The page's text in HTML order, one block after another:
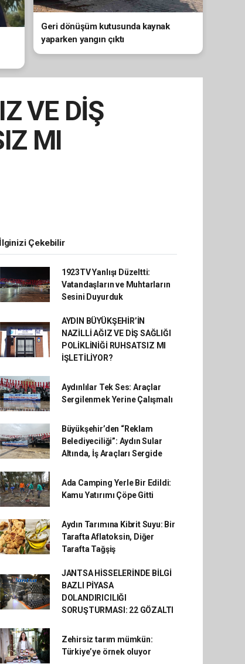
Geri dönüşüm kutusunda kaynak
yaparken yangın çıktı
VE DİŞ
MI
İlginizi Çekebilir
1923TV Yanlışı Düzeltti:
Vatandaşların ve Muhtarların
Sesini Duyurduk
AYDIN BÜYÜKŞEHİR’İN
NAZİLLİ AĞIZ VE DİŞ SAĞLIĞI
POLİKLİNİĞİ RUHSATSIZ MI
İŞLETİLİYOR?
Aydınlılar Tek Ses: Araçlar
Sergilenmek Yerine Çalışmalı
Büyükşehir’den “Reklam
Belediyeciliği”: Aydın Sular
Altında, İş Araçları Sergide
Ada Camping Yerle Bir Edildi:
Kamu Yatırımı Çöpe Gitti
Aydın Tarımına Kibrit Suyu: Bir
Tarafta Aflatoksin, Diğer
Tarafta Tağşiş
JANTSA HİSSELERİNDE BİLGİ
BAZLI PİYASA
DOLANDIRICILIĞI
SORUŞTURMASI: 22 GÖZALTI
Zehirsiz tarım mümkün:
Türkiye’ye örnek oluyor